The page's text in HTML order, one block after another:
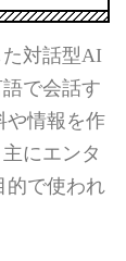
た対話型AI
で会話す
や情報を作
にエンタ
的で使われ